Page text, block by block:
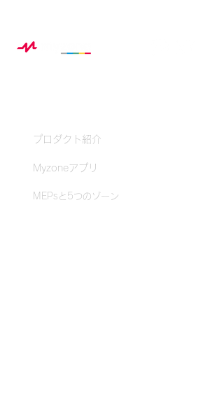
MEPsと5つのゾーン
Myzoneアプリ
プロダクト紹介